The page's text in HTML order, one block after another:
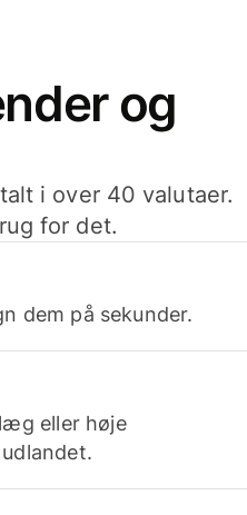
og
i over 40 valutaer.
for det.
dem på sekunder.
eller høje